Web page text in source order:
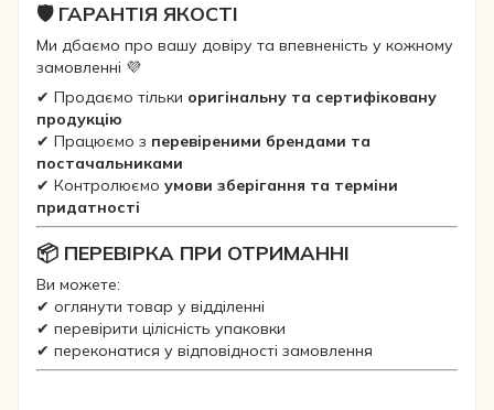
🛡 ГАРАНТІЯ ЯКОСТІ
Ми дбаємо про вашу довіру та впевненість у кожному
замовленні 💜
✔ Продаємо тільки оригінальну та сертифіковану
продукцію
✔ Працюємо з перевіреними брендами та
постачальниками
✔ Контролюємо умови зберігання та терміни
придатності
📦 ПЕРЕВІРКА ПРИ ОТРИМАННІ
Ви можете:
✔ оглянути товар у відділенні
✔ перевірити цілісність упаковки
✔ переконатися у відповідності замовлення